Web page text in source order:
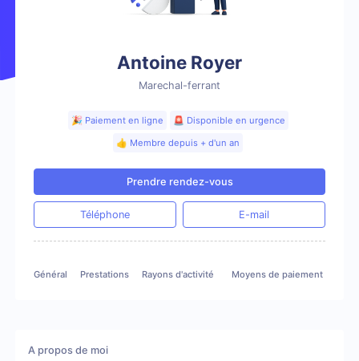
Antoine Royer
Marechal-ferrant
🎉 Paiement en ligne
🚨 Disponible en urgence
👍 Membre depuis + d'un an
Prendre rendez-vous
Téléphone E-mail
Général Prestations Rayons d'activité Moyens de paiement
A propos de moi